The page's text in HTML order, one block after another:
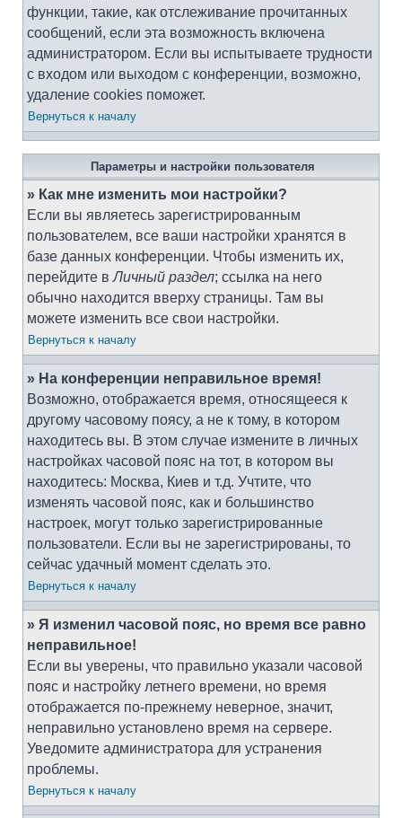
функции, такие, как отслеживание прочитанных
сообщений, если эта возможность включена
администратором. Если вы испытываете трудности
с входом или выходом с конференции, возможно,
удаление cookies поможет.
Вернуться к началу
Параметры и настройки пользователя
» Как мне изменить мои настройки?
Если вы являетесь зарегистрированным
пользователем, все ваши настройки хранятся в
базе данных конференции. Чтобы изменить их,
перейдите вЛичный раздел; ссылка на него
обычно находится вверху страницы. Там вы
можете изменить все свои настройки.
Вернуться к началу
» На конференции неправильное время!
Возможно, отображается время, относящееся к
другому часовому поясу, а не к тому, в котором
находитесь вы. В этом случае измените в личных
настройках часовой пояс на тот, в котором вы
находитесь: Москва, Киев и т.д. Учтите, что
изменять часовой пояс, как и большинство
настроек, могут только зарегистрированные
пользователи. Если вы не зарегистрированы, то
сейчас удачный момент сделать это.
Вернуться к началу
» Я изменил часовой пояс, но время все равно
неправильное!
Если вы уверены, что правильно указали часовой
пояс и настройку летнего времени, но время
отображается по-прежнему неверное, значит,
неправильно установлено время на сервере.
Уведомите администратора для устранения
проблемы.
Вернуться к началу